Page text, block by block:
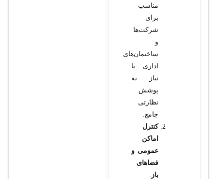
مناسب
برای
شرکت‌ها
و
ساختمان‌های
اداری با
نیاز به
پوشش
نظارتی
جامع.
کنترل
اماکن
عمومی و
فضاهای
باز :